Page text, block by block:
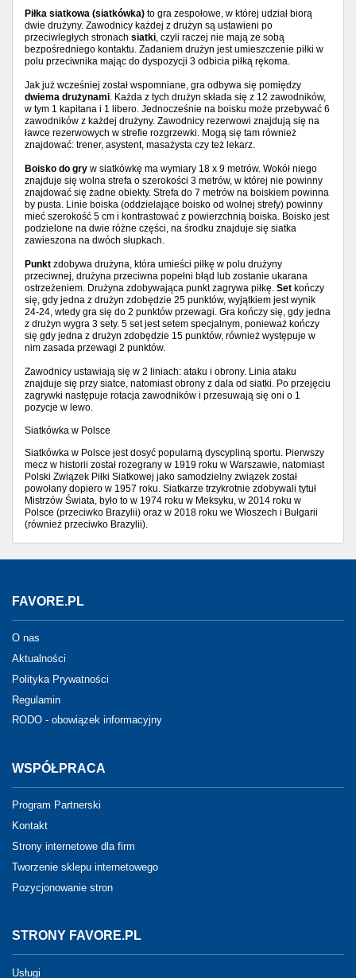
Piłka siatkowa (siatkówka) to gra zespołowe, w której udział biorą
dwie drużyny. Zawodnicy każdej z drużyn są ustawieni po
przeciwległych stronach siatki, czyli raczej nie mają ze sobą
bezpośredniego kontaktu. Zadaniem drużyn jest umieszczenie piłki w
polu przeciwnika mając do dyspozycji 3 odbicia piłką rękoma.
Jak już wcześniej został wspomniane, gra odbywa się pomiędzy
dwiema drużynami. Każda z tych drużyn składa się z 12 zawodników,
w tym 1 kapitana i 1 libero. Jednocześnie na boisku może przebywać 6
zawodników z każdej drużyny. Zawodnicy rezerwowi znajdują się na
ławce rezerwowych w strefie rozgrzewki. Mogą się tam również
znajdować: trener, asystent, masażysta czy też lekarz.
Boisko do gry w siatkówkę ma wymiary 18 x 9 metrów. Wokół niego
znajduje się wolna strefa o szerokości 3 metrów, w której nie powinny
znajdować się żadne obiekty. Strefa do 7 metrów na boiskiem powinna
by pusta. Linie boiska (oddzielające boisko od wolnej strefy) powinny
mieć szerokość 5 cm i kontrastować z powierzchnią boiska. Boisko jest
podzielone na dwie różne części, na środku znajduje się siatka
zawieszona na dwóch słupkach.
Punkt zdobywa drużyna, która umieści piłkę w polu drużyny
przeciwnej, drużyna przeciwna popełni błąd lub zostanie ukarana
ostrzeżeniem. Drużyna zdobywająca punkt zagrywa piłkę. Set kończy
się, gdy jedna z drużyn zdobędzie 25 punktów, wyjątkiem jest wynik
24-24, wtedy gra się do 2 punktów przewagi. Gra kończy się, gdy jedna
z drużyn wygra 3 sety. 5 set jest setem specjalnym, ponieważ kończy
się gdy jedna z drużyn zdobędzie 15 punktów, również występuje w
nim zasada przewagi 2 punktów.
Zawodnicy ustawiają się w 2 liniach: ataku i obrony. Linia ataku
znajduje się przy siatce, natomiast obrony z dala od siatki. Po przejęciu
zagrywki następuje rotacja zawodników i przesuwają się oni o 1
pozycje w lewo.
Siatkówka w Polsce
Siatkówka w Polsce jest dosyć popularną dyscypliną sportu. Pierwszy
mecz w historii został rozegrany w 1919 roku w Warszawie, natomiast
Polski Związek Piłki Siatkowej jako samodzielny związek został
powołany dopiero w 1957 roku. Siatkarze trzykrotnie zdobywali tytuł
Mistrzów Świata, było to w 1974 roku w Meksyku, w 2014 roku w
Polsce (przeciwko Brazylii) oraz w 2018 roku we Włoszech i Bułgarii
(również przeciwko Brazylii).
FAVORE.PL
O nas
Aktualności
Polityka Prywatności
Regulamin
RODO - obowiązek informacyjny
WSPÓŁPRACA
Program Partnerski
Kontakt
Strony internetowe dla firm
Tworzenie sklepu internetowego
Pozycjonowanie stron
STRONY FAVORE.PL
Usługi